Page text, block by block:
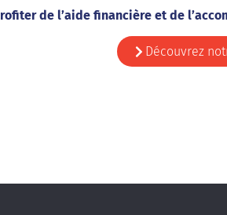
de l’aide financière et de
Découvrez